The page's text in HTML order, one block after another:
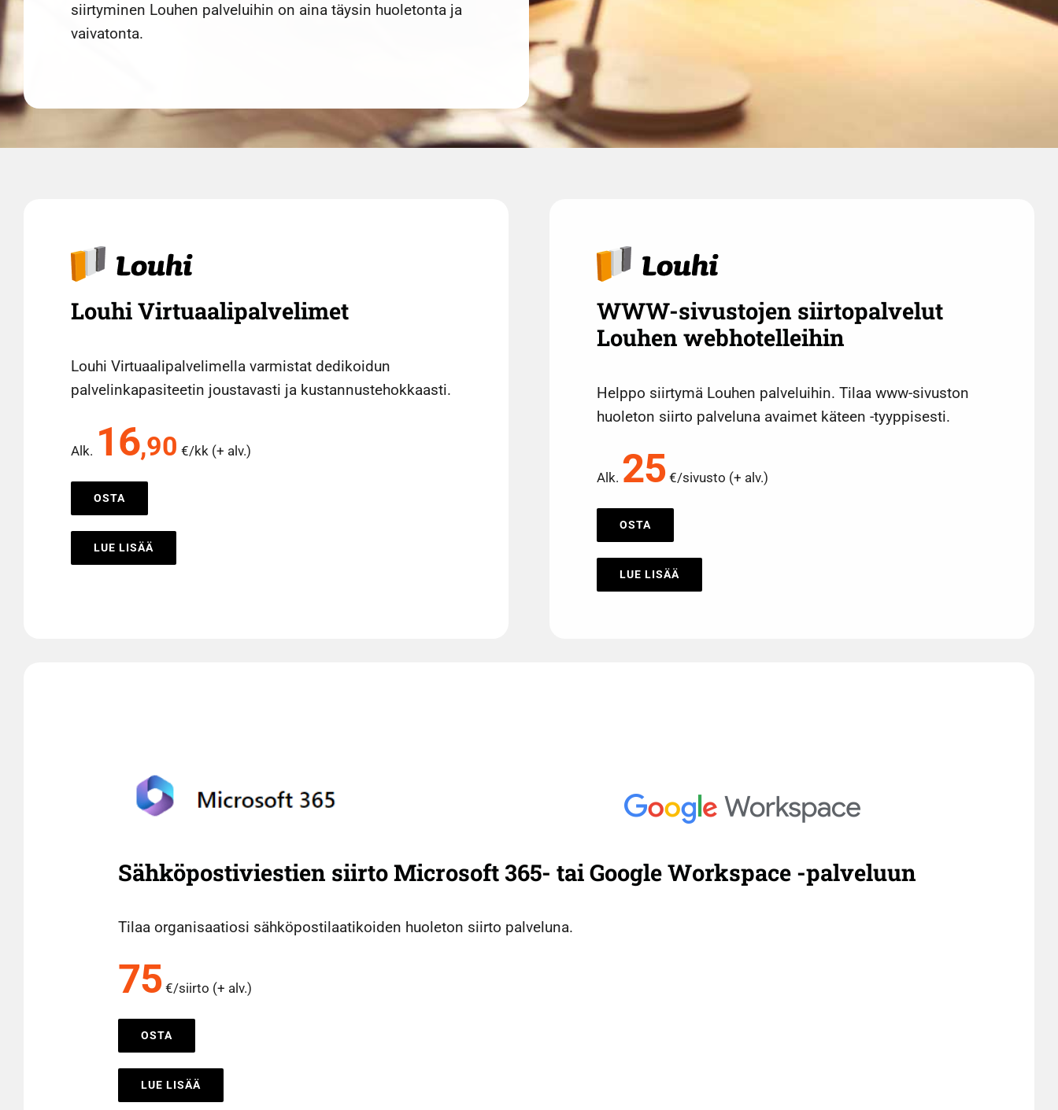
siirtyminen Louhen palveluihin on aina täysin huoletonta ja
vaivatonta.
Louhi Virtuaalipalvelimet
Louhi Virtuaalipalvelimella varmistat dedikoidun
palvelinkapasiteetin joustavasti ja kustannustehokkaasti.
Alk. 16,90 €/kk (+ alv.)
OSTA
LUE LISÄÄ
WWW-sivustojen siirtopalvelut
Louhen webhotelleihin
Helppo siirtymä Louhen palveluihin. Tilaa www-sivuston
huoleton siirto palveluna avaimet käteen -tyyppisesti.
Alk. 25€/sivusto (+ alv.)
OSTA
LUE LISÄÄ
Sähköpostiviestien siirto Microsoft 365- tai Google Workspace -palveluun
Tilaa organisaatiosi sähköpostilaatikoiden huoleton siirto palveluna.
75 €/siirto (+ alv.)
OSTA
LUE LISÄÄ